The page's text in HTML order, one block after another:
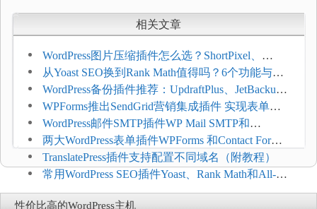
相关文章
WordPress图片压缩插件怎么选？ShortPixel、
Imagify、Smush和EWWW全面对比
从Yoast SEO换到Rank Math值得吗？6个功能与切
换前检查清单
WordPress备份插件推荐：UpdraftPlus、JetBackup
和主机自动备份等方案
WPForms推出SendGrid营销集成插件 实现表单联
系人自动同步
WordPress邮件SMTP插件WP Mail SMTP和
FluentSMT对比评测
两大WordPress表单插件WPForms 和Contact Form 7
哪个好
TranslatePress插件支持配置不同域名（附教程）
常用WordPress SEO插件Yoast、Rank Math和All-in-
One SEO对比分析
性价比高的WordPress主机